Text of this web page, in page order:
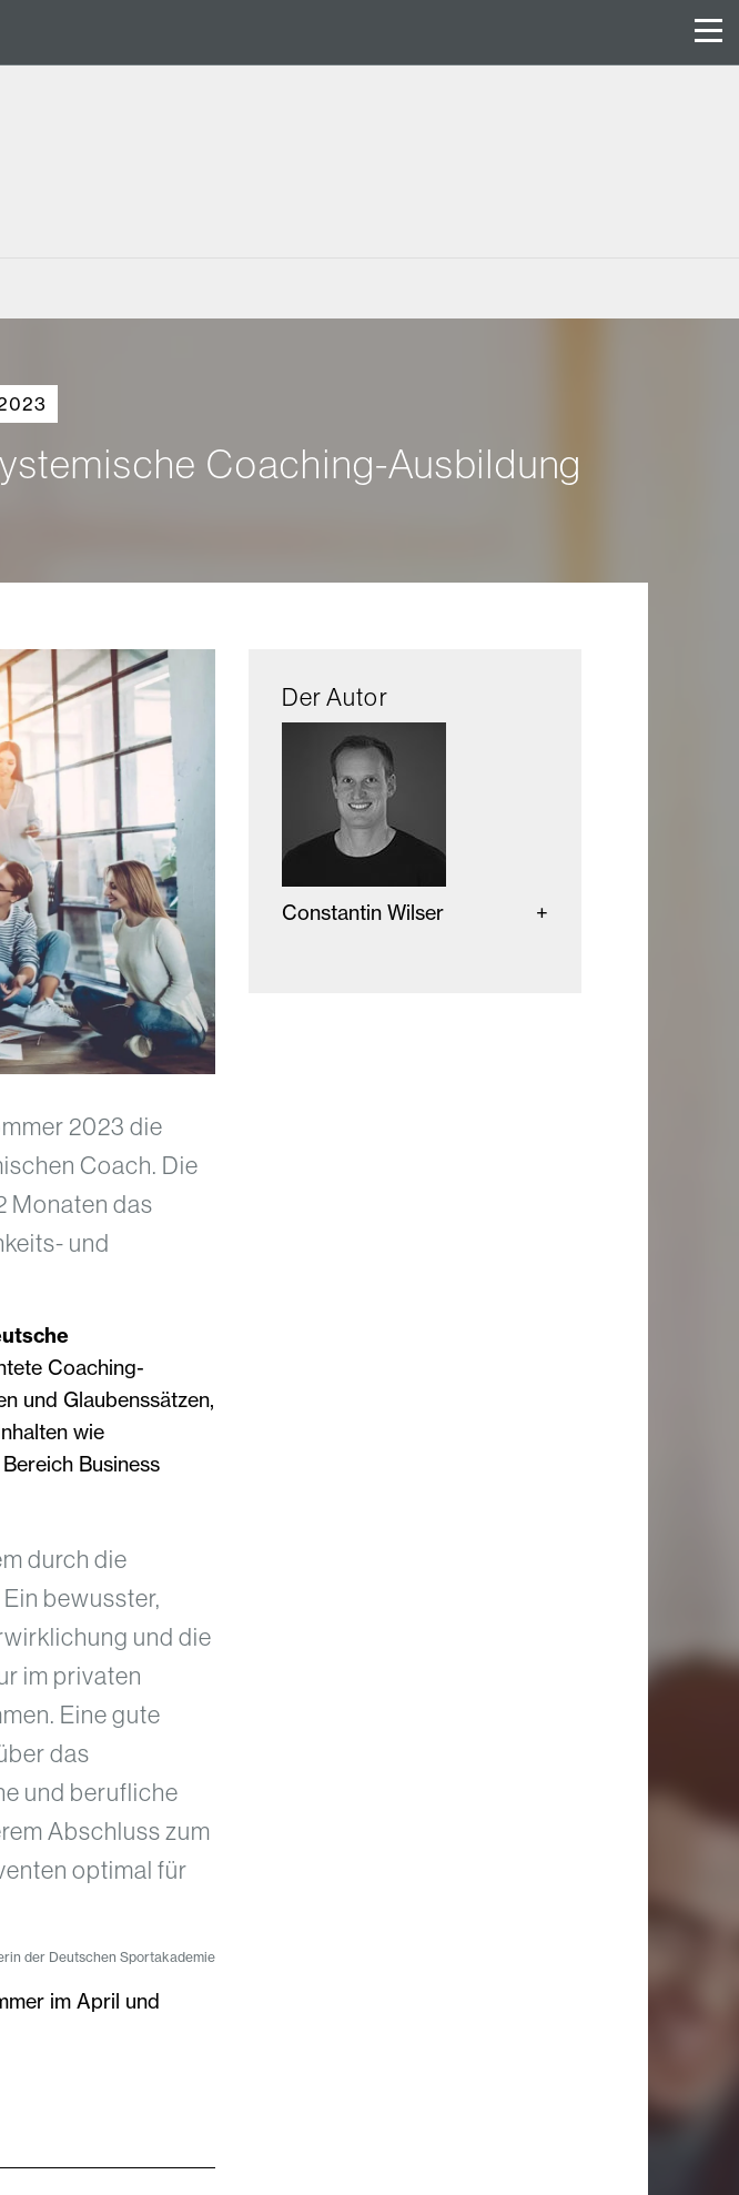
Coaching-Ausbildung
2023 die
Coach. Die
Monaten das
und
Coaching-
und Glaubenssätzen,
wie
Business
durch die
bewusster,
und die
im privaten
Eine gute
das
und berufliche
Abschluss zum
optimal für
der Deutschen Sportakademie
im April und
Der Autor
Constantin Wilser